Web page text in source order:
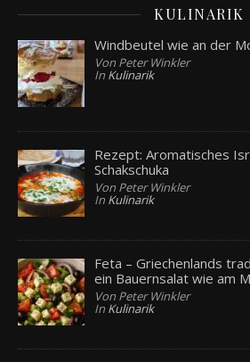
KULINARIK
Windbeutel wie an der
Von Peter Winkler
In Kulinarik
Rezept: Aromatisches
Schakschuka
Von Peter Winkler
In Kulinarik
Feta – Griechenlands
ein Bauernsalat wie am
Von Peter Winkler
In Kulinarik